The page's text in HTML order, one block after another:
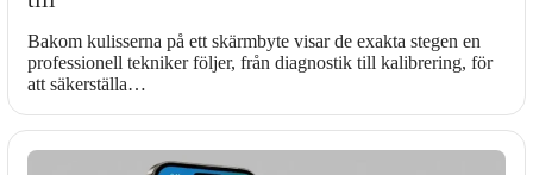
Bakom kulisserna på ett skärmbyte visar de exakta stegen en
professionell tekniker följer, från diagnostik till kalibrering, för
att säkerställa…